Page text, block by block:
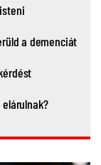
a demenciát